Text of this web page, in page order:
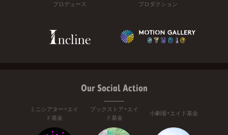
プロデュース プロダクション
Our Social Action
ミニシアター・エイ
ド基金
ブックストア・エイ
ド基金
小劇場・エイド基金